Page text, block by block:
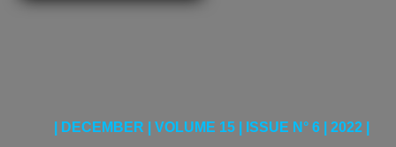
| DECEMBER | VOLUME 15 | ISSUE N° 6 | 2022 |